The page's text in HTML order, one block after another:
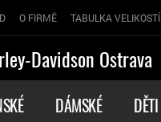
O FIRMĚ TABULKA VELIKOSTÍ
Davidson Ostrava
DÁMSKÉ DĚTI